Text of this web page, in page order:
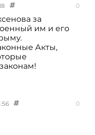
0
за
им и его
Акты,
0